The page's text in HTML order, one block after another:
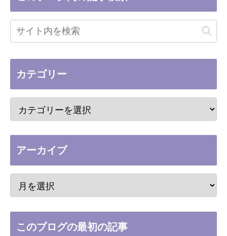
カテゴリー
アーカイブ
このブログの最初の記事